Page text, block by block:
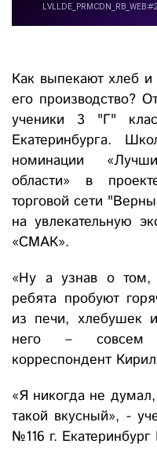
Как выпекают хлеб
его производство?
ученики 3 "Г"
Екатеринбурга.
номинации
области» в
торговой сети
на увлекательную
«СМАК».
«Ну а узнав о том,
ребята пробуют
из печи, хлебушек
него –
корреспондент
«Я никогда не
такой вкусный», -
№116 г.